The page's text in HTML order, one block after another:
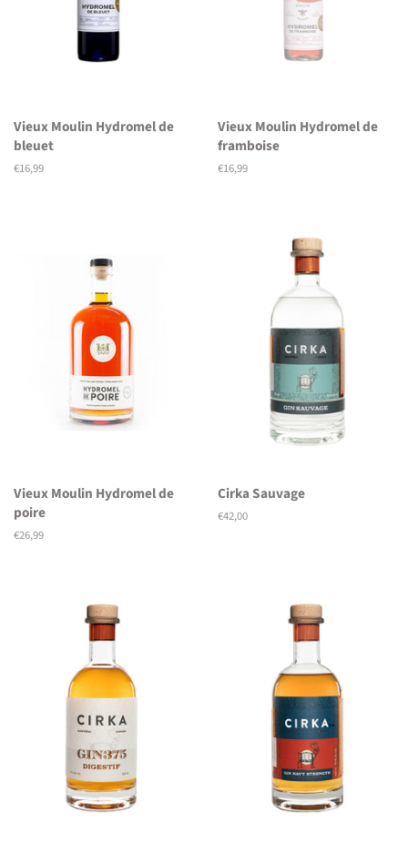
Vieux Moulin Hydromel de
bleuet
Normaler
€16,99
Vieux Moulin Hydromel de
framboise
Normaler
€16,99
Vieux Moulin Hydromel de
poire
Normaler
€26,99
Cirka Sauvage
Normaler
€42,00